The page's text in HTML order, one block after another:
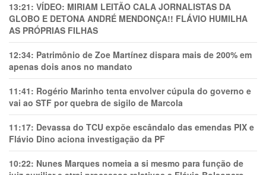
13:21: VÍDEO: MIRIAM LEITÃO CALA JORNALISTAS DA
GLOBO E DETONA ANDRÉ MENDONÇA!! FLÁVIO HUMILHA
AS PRÓPRIAS FILHAS
12:34: Patrimônio de Zoe Martínez dispara mais de 200% em
apenas dois anos no mandato
11:41: Rogério Marinho tenta envolver cúpula do governo e
vai ao STF por quebra de sigilo de Marcola
11:17: Devassa do TCU expõe escândalo das emendas PIX e
Flávio Dino aciona investigação da PF
10:22: Nunes Marques nomeia a si mesmo para função de